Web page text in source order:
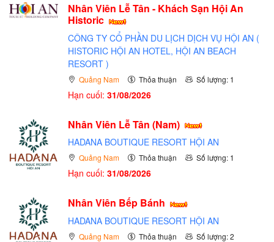
Nhân Viên Lễ Tân - Khách Sạn Hội An
Historic
CÔNG TY CỔ PHẦN DU LỊCH DỊCH VỤ HỘI AN (
HISTORIC HỘI AN HOTEL, HỘI AN BEACH
RESORT )
Quảng Nam Thỏa thuận Số lượng: 1
Hạn cuối: 31/08/2026
Nhân Viên Lễ Tân (Nam)
HADANA BOUTIQUE RESORT HỘI AN
Quảng Nam Thỏa thuận Số lượng: 1
Hạn cuối: 31/08/2026
Nhân Viên Bếp Bánh
HADANA BOUTIQUE RESORT HỘI AN
Quảng Nam Thỏa thuận Số lượng: 2